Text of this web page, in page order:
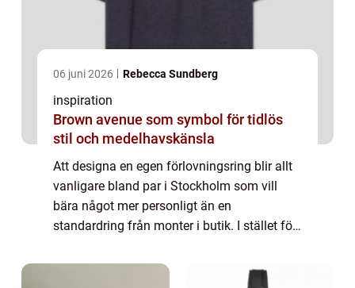
06 juni 2026 Rebecca Sundberg
inspiration
Brown avenue som symbol för tidlös
stil och medelhavskänsla
Att designa en egen förlovningsring blir allt
vanligare bland par i Stockholm som vill
bära något mer personligt än en
standardring från monter i butik. I stället för
många att skapa en ring som speglar